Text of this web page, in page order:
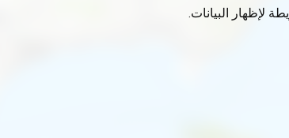
لإظهار البيانات.